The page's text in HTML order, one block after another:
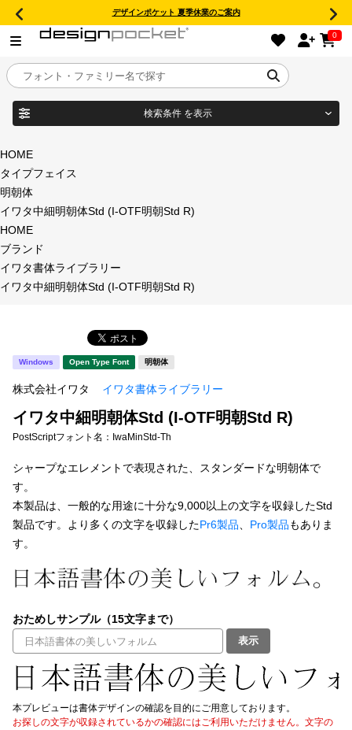
デザインポケット 夏季休業のご案内
0
目的別フォントガイド
特集
年間ライセンス商品
新着一覧
カート
マイページ
お気に入り
ご利用ガイド
よくあるご質問
お問い合わせ
検索条件 を表示
商品名
フォント形式
タイプフェイス
明朝体
宋朝体
教科書体 行書体
江戸文字 デザイン毛筆
すべてを表示
セット or 単体
HOME
タイプフェイス
明朝体
イワタ中細明朝体Std (I-OTF明朝Std R)
HOME
ブランド
イワタ書体ライブラリー
イワタ中細明朝体Std (I-OTF明朝Std R)
Windows Open Type Font 明朝体
株式会社イワタ イワタ書体ライブラリー
イワタ中細明朝体Std (I-OTF明朝Std R)
PostScriptフォント名： IwaMinStd-Th
シャープなエレメントで表現された、スタンダードな明朝体で
す。
本製品は、一般的な用途に十分な9,000以上の文字を収録したStd
製品です。より多くの文字を収録したPr6製品 Pro製品もありま
す。
おためしサンプル（15文字まで）
表示
本プレビューは書体デザインの確認を目的にご用意しております。
お探しの文字が収録されているかの確認にはご利用いただけません。文字の